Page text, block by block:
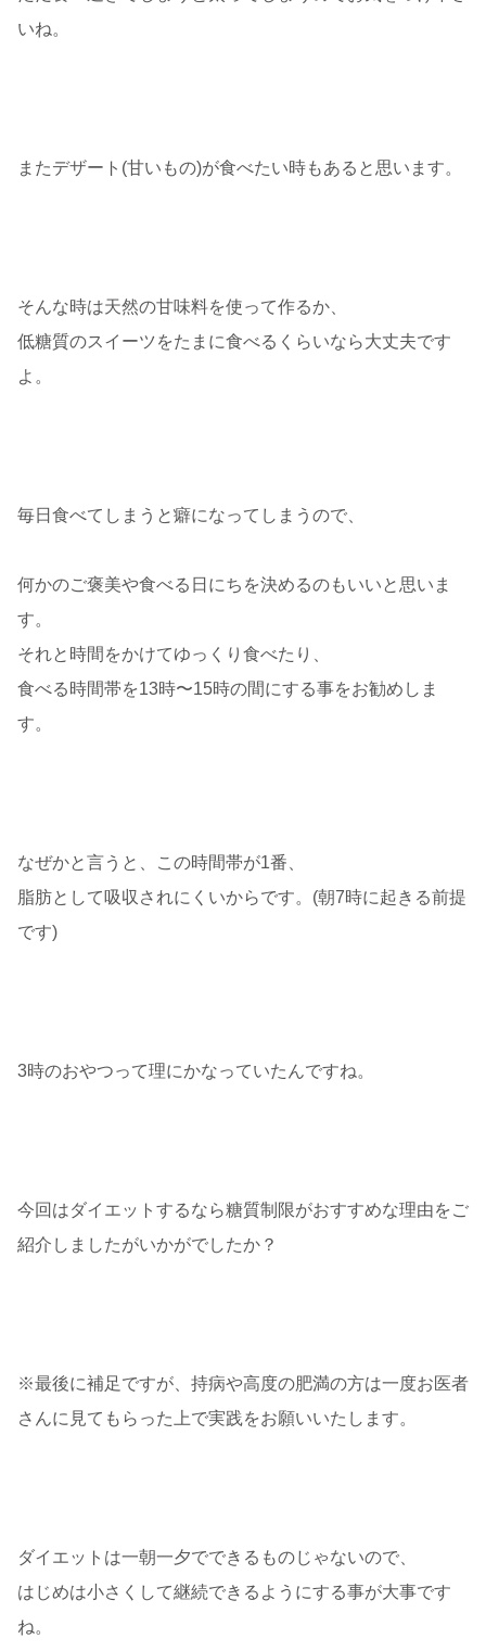
いね。
またデザート(甘いもの)が食べたい時もあると思います。
そんな時は天然の甘味料を使って作るか、
低糖質のスイーツをたまに食べるくらいなら大丈夫です
よ。
毎日食べてしまうと癖になってしまうので、
何かのご褒美や食べる日にちを決めるのもいいと思いま
す。
それと時間をかけてゆっくり食べたり、
食べる時間帯を13時〜15時の間にする事をお勧めしま
す。
なぜかと言うと、この時間帯が1番、
脂肪として吸収されにくいからです。(朝7時に起きる前提
です)
3時のおやつって理にかなっていたんですね。
今回はダイエットするなら糖質制限がおすすめな理由をご
紹介しましたがいかがでしたか？
※最後に補足ですが、持病や高度の肥満の方は一度お医者
さんに見てもらった上で実践をお願いいたします。
ダイエットは一朝一夕でできるものじゃないので、
はじめは小さくして継続できるようにする事が大事です
ね。